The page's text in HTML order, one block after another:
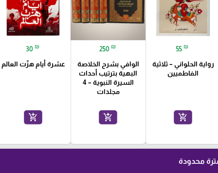
55 ₪
رواية الحلواني – ثلاثية
الفاطميين
add_shopping_cart
250 ₪
الوافي بشرح الخلاصة
البهية بترتيب أحداث
السيرة النبوية – 4
مجلدات
add_shopping_cart
30 ₪
عشرة أيام هزّت العالم
add_shopping_cart
محدودة